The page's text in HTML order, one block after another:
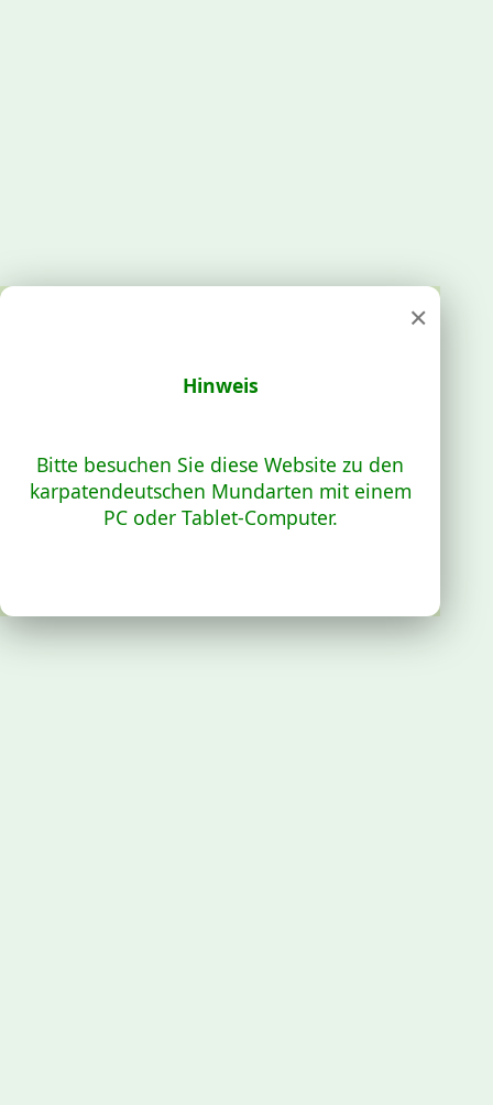
×
Hinweis
Bitte besuchen Sie diese Website zu den
karpatendeutschen Mundarten mit einem
PC oder Tablet-Computer.